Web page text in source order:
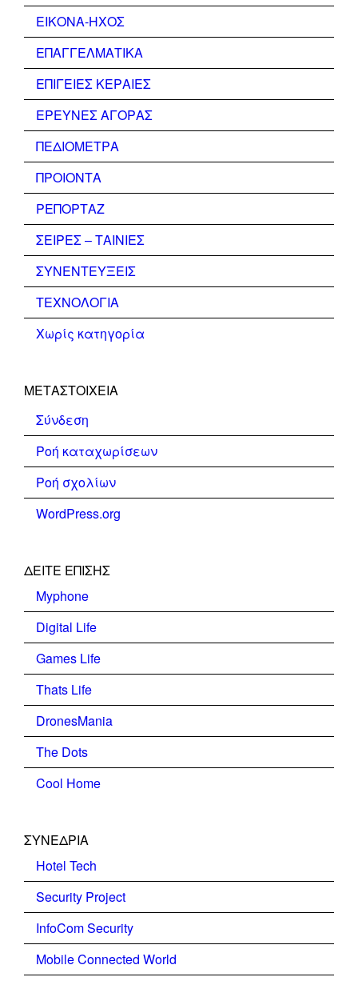
ΕΙΚΟΝΑ-ΗΧΟΣ
ΕΠΑΓΓΕΛΜΑΤΙΚΑ
ΕΠΙΓΕΙΕΣ ΚΕΡΑΙΕΣ
ΕΡΕΥΝΕΣ ΑΓΟΡΑΣ
ΠΕΔΙΟΜΕΤΡΑ
ΠΡΟΙΟΝΤΑ
ΡΕΠΟΡΤΑΖ
ΣΕΙΡΕΣ – ΤΑΙΝΙΕΣ
ΣΥΝΕΝΤΕΥΞΕΙΣ
ΤΕΧΝΟΛΟΓΙΑ
Χωρίς κατηγορία
ΜΕΤΑΣΤΟΙΧΕΊΑ
Σύνδεση
Ροή καταχωρίσεων
Ροή σχολίων
WordPress.org
ΔΕΊΤΕ ΕΠΊΣΗΣ
Myphone
Digital Life
Games Life
Thats Life
DronesMania
The Dots
Cool Home
ΣΥΝΕΔΡΙΑ
Hotel Tech
Security Project
InfoCom Security
Mobile Connected World